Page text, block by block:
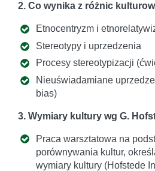
2. Co wynika z różnic
Etnocentryzm i
Stereotypy i uprzedzenia
Procesy stereotypizacji
Nieuświadamiane
bias)
3. Wymiary kultury wg G.
Praca warsztatowa na
porównywania kultur,
wymiary kultury (Hofstede